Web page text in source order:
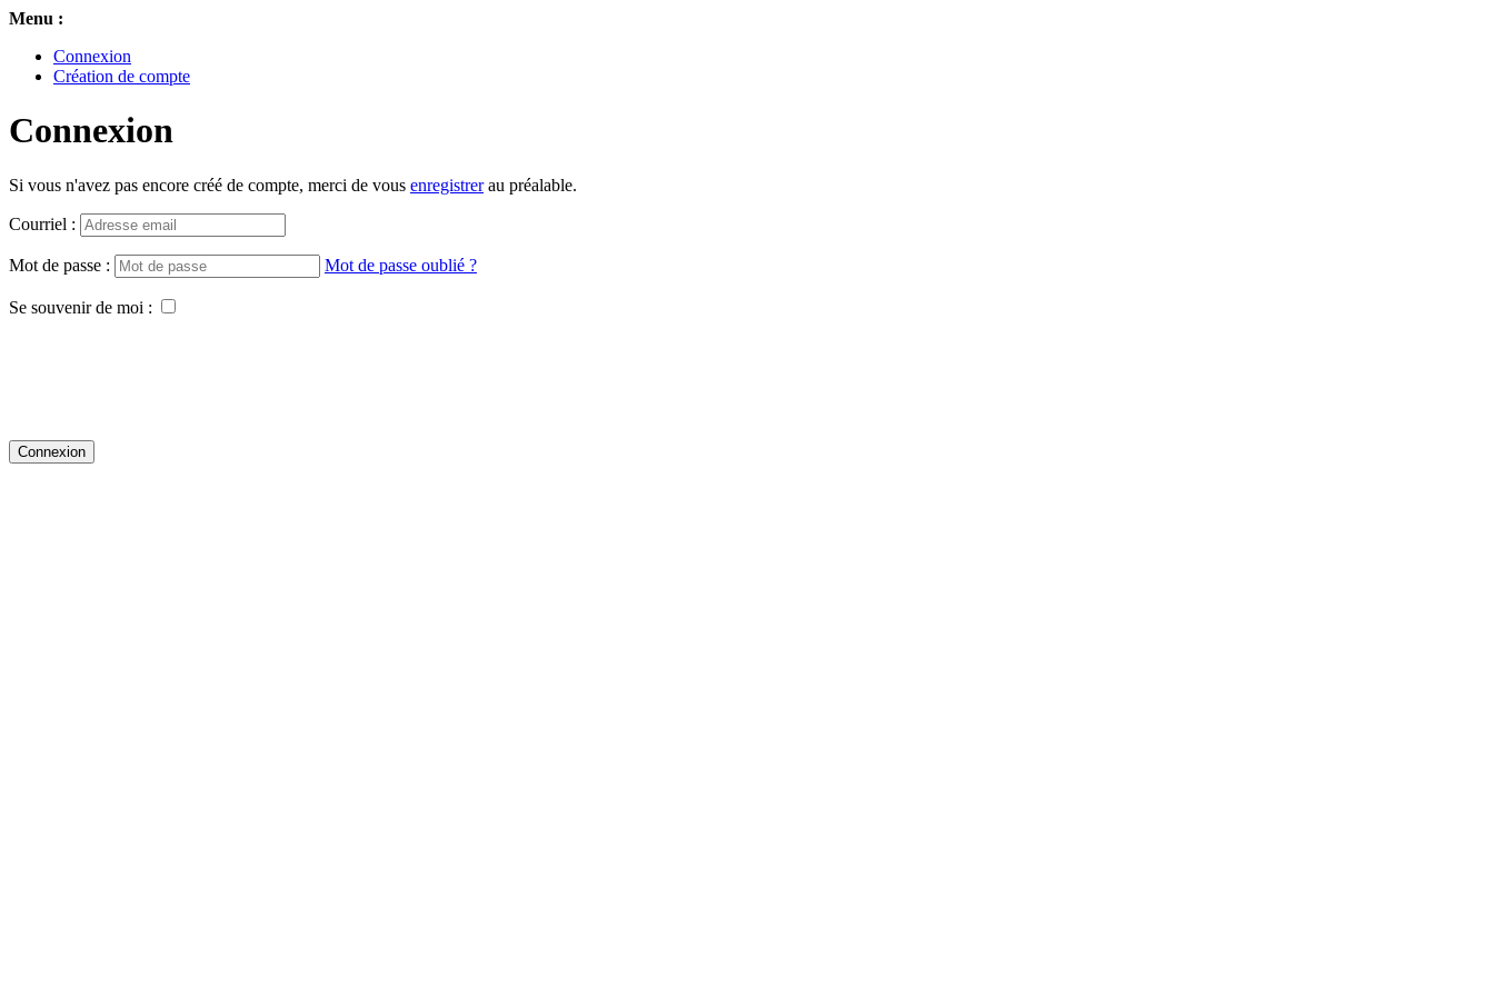
Menu :
Connexion
Création de compte
Connexion
Si vous n'avez pas encore créé de compte, merci de vous enregistrerau préalable.
Courriel :
Mot de passe : Mot de passe oublié ?
Se souvenir de moi :
Connexion